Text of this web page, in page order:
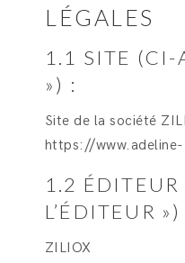
LÉGALES
1.1 SITE (CI-
») :
Site de la société
https://
1.2 ÉDITEUR
L’ÉDITEUR »)
ZILIOX